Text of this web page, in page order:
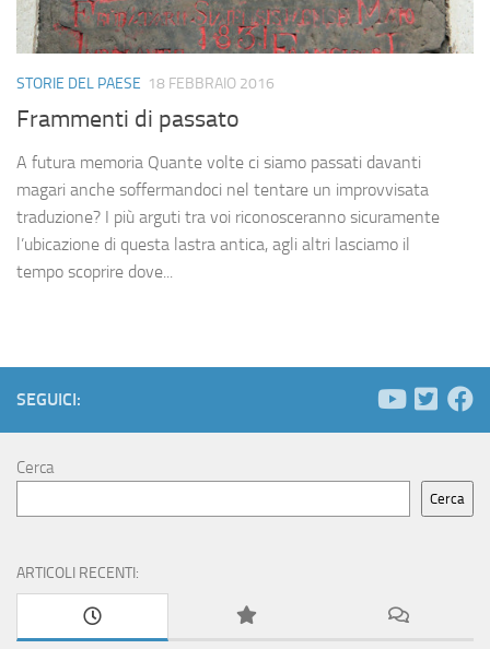
STORIE DEL PAESE 18 FEBBRAIO 2016
Frammenti di passato
A futura memoria Quante volte ci siamo passati davanti
magari anche soffermandoci nel tentare un improvvisata
traduzione? I più arguti tra voi riconosceranno sicuramente
l’ubicazione di questa lastra antica, agli altri lasciamo il
tempo scoprire dove...
SEGUICI:
Cerca
Cerca
ARTICOLI RECENTI: